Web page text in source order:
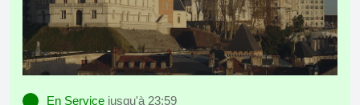
En Service jusqu'à 23:59